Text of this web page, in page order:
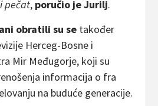
pečat, poručio je Jurilj.
obratili su se također
Herceg-Bosne i
Mir Međugorje, koji su
informacija o fra
na buduće generacije.